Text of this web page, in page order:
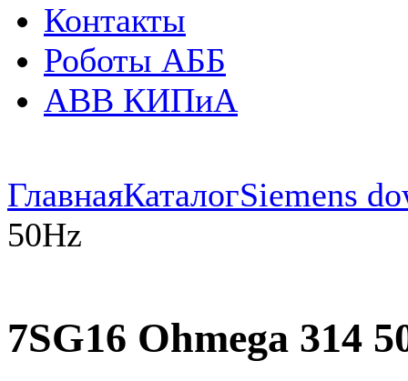
Контакты
Роботы АББ
ABB КИПиА
ГлавнаяКаталогSiemens
50Hz
7SG16 Ohmega 314